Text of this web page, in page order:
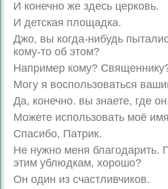
И конечно же здесь церковь.
И детская площадка.
Джо, вы когда-нибудь
кому-то об этом?
Например кому?
Могу я воспользоваться
Да, конечно. вы знаете, где
Можете использовать моё
Спасибо, Патрик.
Не нужно меня благодарить.
этим ублюдкам, хорошо?
Он один из счастливчиков.